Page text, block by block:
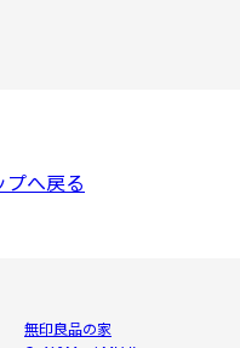
へ戻る
無印良品の家